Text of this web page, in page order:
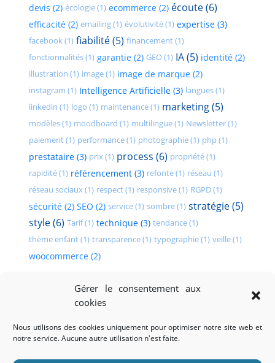
Gérer le consentement aux
cookies
Nous utilisons des cookies uniquement pour optimiser notre site web et
notre service. Aucune autre utilisation n'est faite.
devis (2) écologie (1) ecommerce (2) écoute (6)
efficacité (2) emailing (1) évolutivité (1) expertise (3)
facebook (1) fiabilité (5) financement (1)
fonctionnalités (1) garantie (2) GEO (1) IA (5) identité (2)
illustration (1) image (1) image de marque (2)
instagram (1) Intelligence Artificielle (3) langues (1)
linkedin (1) logo (1) maintenance (1) marketing (5)
modèles (1) moodboard (1) multilingue (1) Newsletter (1)
paiement (1) performance (1) photographie (1) php (1)
prestataire (3) prix (1) process (6) propriété (1)
rapidité (1) référencement (3) refonte (1) réseau (1)
réseau sociaux (1) respect (1) responsive (1) RGPD (1)
sécurité (2) SEO (2) service (1) sombre (1) stratégie (5)
style (6) Tarif (1) technique (3) tendance (1)
thème enfant (1) transparence (1) typographie (1) veille (1)
woocommerce (2)